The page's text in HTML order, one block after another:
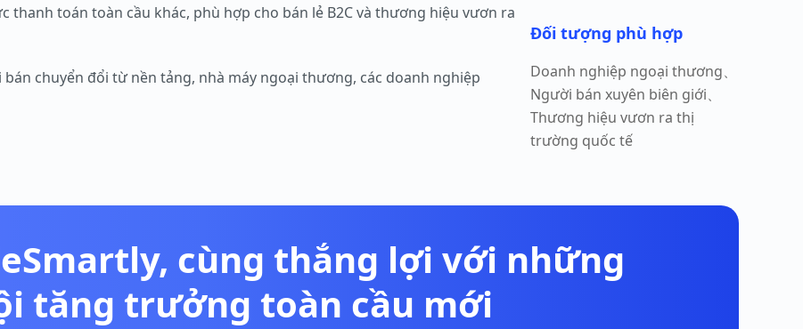
thanh toán toàn cầu khác, phù hợp cho bán lẻ B2C và thương hiệu vươn ra
chuyển đổi từ nền tảng, nhà máy ngoại thương, các doanh nghiệp
Đối tượng phù hợp
Doanh nghiệp ngoại thương、
Người bán xuyên biên giới、
Thương hiệu vươn ra thị
trường quốc tế
cùng thắng lợi với những
tăng trưởng toàn cầu mới